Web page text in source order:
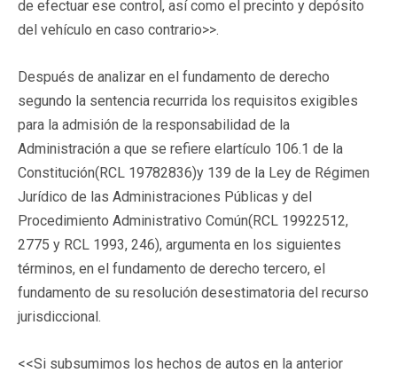
de efectuar ese control, así como el precinto y depósito
del vehículo en caso contrario>>.
Después de analizar en el fundamento de derecho
segundo la sentencia recurrida los requisitos exigibles
para la admisión de la responsabilidad de la
Administración a que se refiere elartículo 106.1 de la
Constitución(RCL 19782836)y 139 de la Ley de Régimen
Jurídico de las Administraciones Públicas y del
Procedimiento Administrativo Común(RCL 19922512,
2775 y RCL 1993, 246), argumenta en los siguientes
términos, en el fundamento de derecho tercero, el
fundamento de su resolución desestimatoria del recurso
jurisdiccional.
<<Si subsumimos los hechos de autos en la anterior